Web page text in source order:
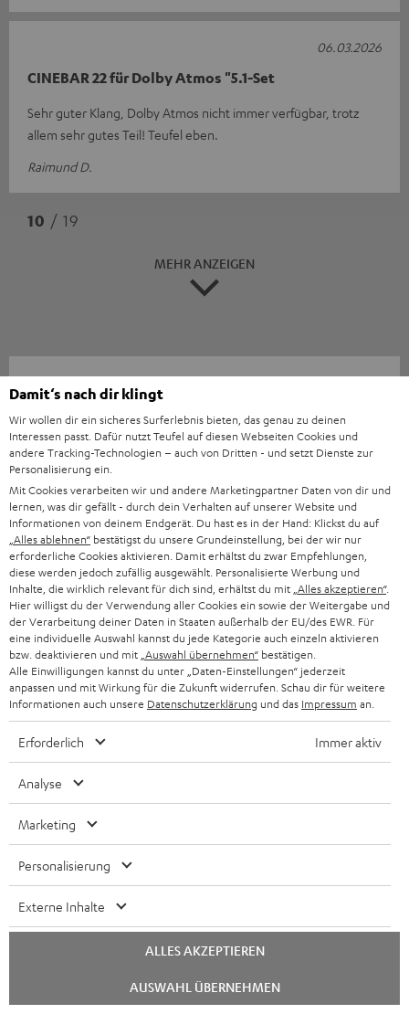
CINEBAR 22 für Dolby Atmos "5.1-Set
Sehr guter Klang, Dolby Atmos nicht immer verfügbar, trotz
allem sehr gutes Teil! Teufel eben.
Raimund D.
06.03.2026
10 / 19
MEHR ANZEIGEN
„…sehr viel Leistung und viel Ausstattungspunkte.“
www.hifi-journal.de
06.12.2025
Mehr...
„Grandioser Klang, aufwändige Konstruktion und ein mehr
als fairer Kaufpreis“
04.12.2025
Mehr...
„… alles andere als Schmalspur-Klang…“
www.computerbild.de
10.12.2025
Damit‘s nach dir klingt
Wir wollen dir ein sicheres Surferlebnis bieten, das genau zu deinen
Interessen passt. Dafür nutzt Teufel auf diesen Webseiten Cookies und
andere Tracking-Technologien – auch von Dritten - und setzt Dienste zur
Personalisierung ein.
Mit Cookies verarbeiten wir und andere Marketingpartner Daten von dir und
lernen, was dir gefällt - durch dein Verhalten auf unserer Website und
Informationen von deinem Endgerät. Du hast es in der Hand: Klickst du auf
„Alles ablehnen“ bestätigst du unsere Grundeinstellung, bei der wir nur
erforderliche Cookies aktivieren. Damit erhältst du zwar Empfehlungen,
diese werden jedoch zufällig ausgewählt. Personalisierte Werbung und
Inhalte, die wirklich relevant für dich sind, erhältst du mit „Alles akzeptieren“.
Hier willigst du der Verwendung aller Cookies ein sowie der Weitergabe und
der Verarbeitung deiner Daten in Staaten außerhalb der EU/des EWR. Für
eine individuelle Auswahl kannst du jede Kategorie auch einzeln aktivieren
bzw. deaktivieren und mit „Auswahl übernehmen“ bestätigen.
Alle Einwilligungen kannst du unter „Daten-Einstellungen“ jederzeit
anpassen und mit Wirkung für die Zukunft widerrufen. Schau dir für weitere
Informationen auch unsere Datenschutzerklärung und das Impressum an.
Erforderlich Immer aktiv
Analyse
Marketing
Personalisierung
Externe Inhalte
ALLES AKZEPTIEREN
AUSWAHL ÜBERNEHMEN